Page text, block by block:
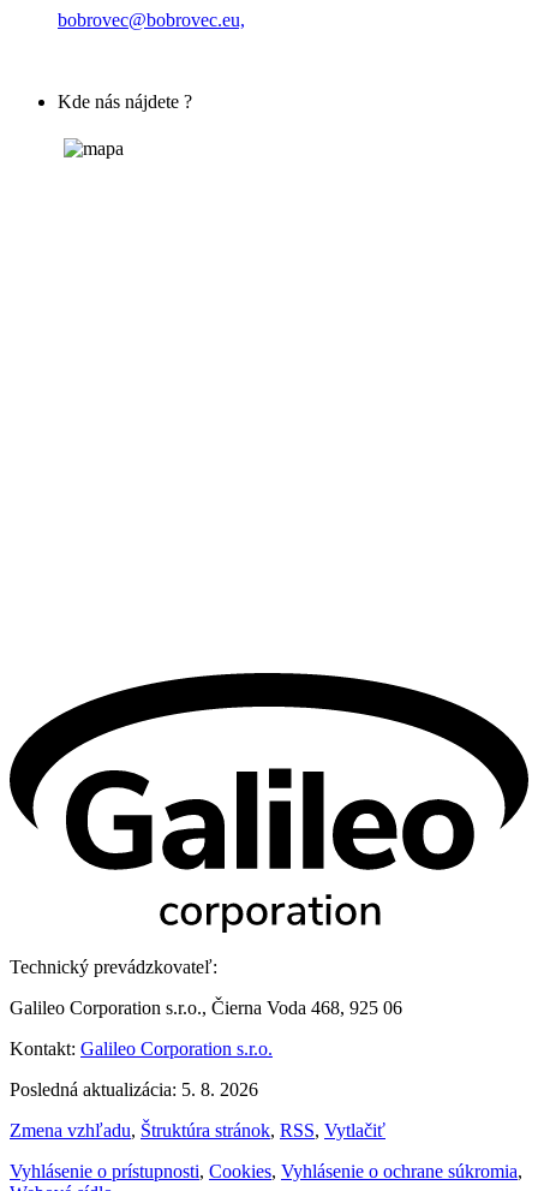
bobrovec@bobrovec.eu,
Kde nás nájdete ?
Technický prevádzkovateľ:
Galileo Corporation s.r.o., Čierna Voda 468, 925 06
Kontakt: Galileo Corporation s.r.o.
Posledná aktualizácia: 5. 8. 2026
Zmena vzhľadu, Štruktúra stránok, RSS, Vytlačiť
Vyhlásenie o prístupnosti, Cookies, Vyhlásenie o ochrane súkromia,